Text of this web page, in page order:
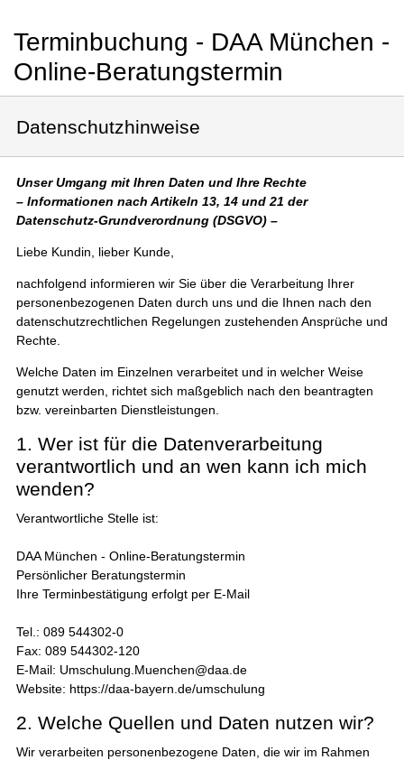
Terminbuchung - DAA München -
Online-Beratungstermin
Datenschutzhinweise
Unser Umgang mit Ihren Daten und Ihre Rechte
– Informationen nach Artikeln 13, 14 und 21 der
Datenschutz-Grundverordnung (DSGVO) –
Liebe Kundin, lieber Kunde,
nachfolgend informieren wir Sie über die Verarbeitung Ihrer
personenbezogenen Daten durch uns und die Ihnen nach den
datenschutzrechtlichen Regelungen zustehenden Ansprüche und
Rechte.
Welche Daten im Einzelnen verarbeitet und in welcher Weise
genutzt werden, richtet sich maßgeblich nach den beantragten
bzw. vereinbarten Dienstleistungen.
1. Wer ist für die Datenverarbeitung
verantwortlich und an wen kann ich mich
wenden?
Verantwortliche Stelle ist:
DAA München - Online-Beratungstermin
Persönlicher Beratungstermin
Ihre Terminbestätigung erfolgt per E-Mail
Tel.: 089 544302-0
Fax: 089 544302-120
E-Mail: Umschulung.Muenchen@daa.de
Website: https://daa-bayern.de/umschulung
2. Welche Quellen und Daten nutzen wir?
Wir verarbeiten personenbezogene Daten, die wir im Rahmen